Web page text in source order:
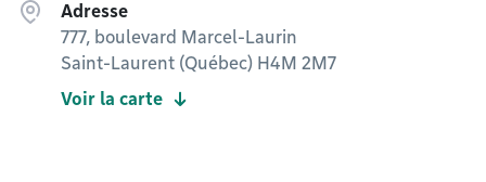
Adresse
777, boulevard Marcel-Laurin
Saint-Laurent (Québec) H4M 2M7
Voir la carte